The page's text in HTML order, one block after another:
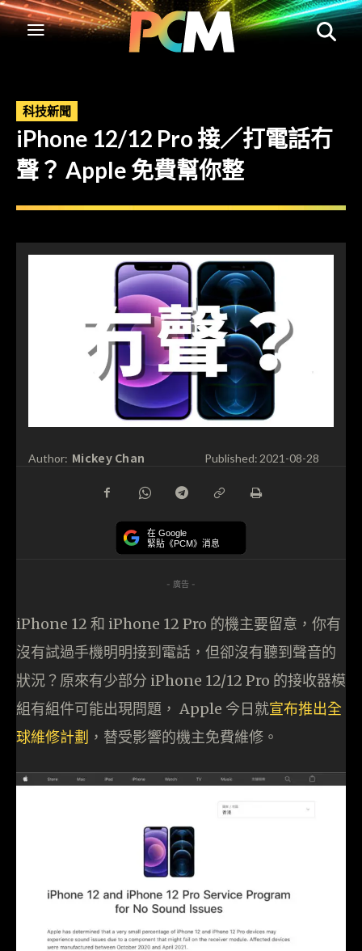
科技新聞
iPhone 12/12 Pro 接／打電話冇
聲？ Apple 免費幫你整
Author: Mickey Chan Published: 2021-08-28
在 Google
緊貼《PCM》消息
- 廣告 -
iPhone 12 和 iPhone 12 Pro 的機主要留意，你有
沒有試過手機明明接到電話，但卻沒有聽到聲音的
狀況？原來有少部分 iPhone 12/12 Pro 的接收器模
組有組件可能出現問題， Apple 今日就宣布推出全
球維修計劃 ，替受影響的機主免費維修。